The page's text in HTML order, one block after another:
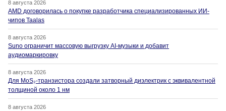
8 августа 2026
AMD договорилась о покупке разработчика специализированных ИИ-
чипов Taalas
8 августа 2026
Suno ограничит массовую выгрузку AI-музыки и добавит
аудиомаркировку
8 августа 2026
Для MoS₂-транзистора создали затворный диэлектрик с эквивалентной
толщиной около 1 нм
8 августа 2026